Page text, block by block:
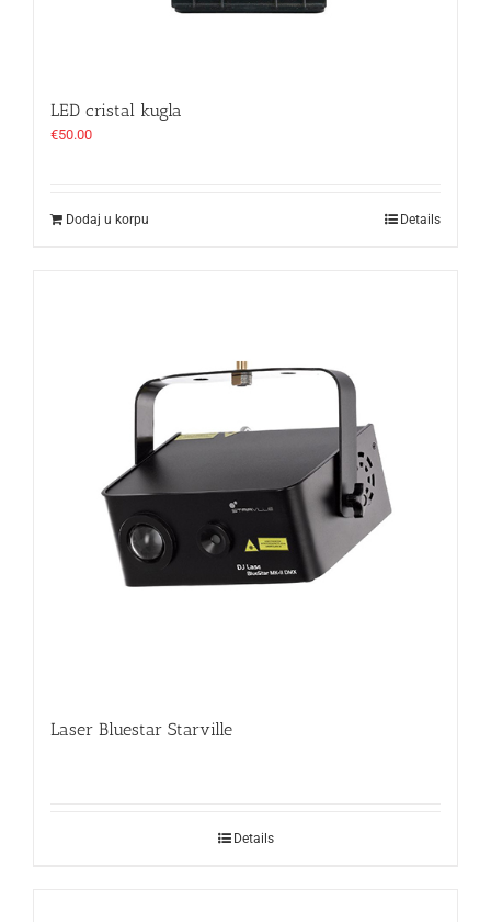
LED cristal kugla
€50.00
Dodaj u korpu Details
Laser Bluestar Starville
Details